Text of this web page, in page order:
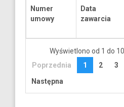
Numer
umowy
Data
zawarcia
Wyświetlono od 1 do
Poprzednia
1 2 3
Następna